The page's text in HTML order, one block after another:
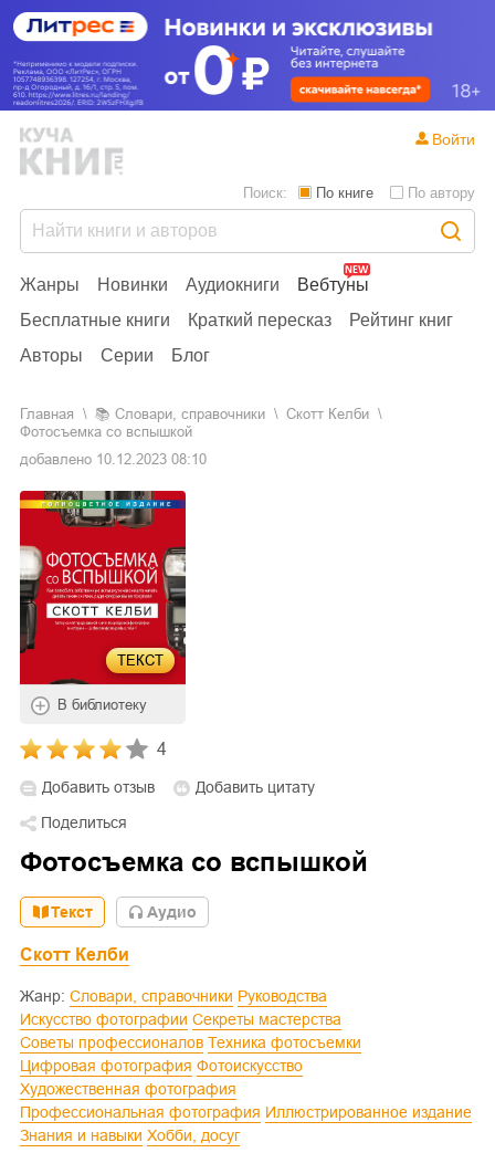
Жанры Новинки Аудиокниги
Вебтуны
Бесплатные книги
Краткий пересказ
Рейтинг книг
Авторы
Серии Блог
Поиск: По книге По автору
Войти
Главная 📚 словари, справочники
Скотт Келби
Фотосъемка со вспышкой
добавлено 10.12.2023 08:10
ТЕКСТ
В библиотеку
4
Добавить отзыв
Добавить цитату
Поделиться
Фотосъемка со вспышкой
Текст Aудио
Скотт Келби
Жанр: Словари, справочники
Руководства
Искусство фотографии
Секреты мастерства
Советы профессионалов
Техника фотосъемки
Цифровая фотография
Фотоискусство
Художественная фотография
Профессиональная фотография
Иллюстрированное издание
Знания и навыки
Хобби, досуг